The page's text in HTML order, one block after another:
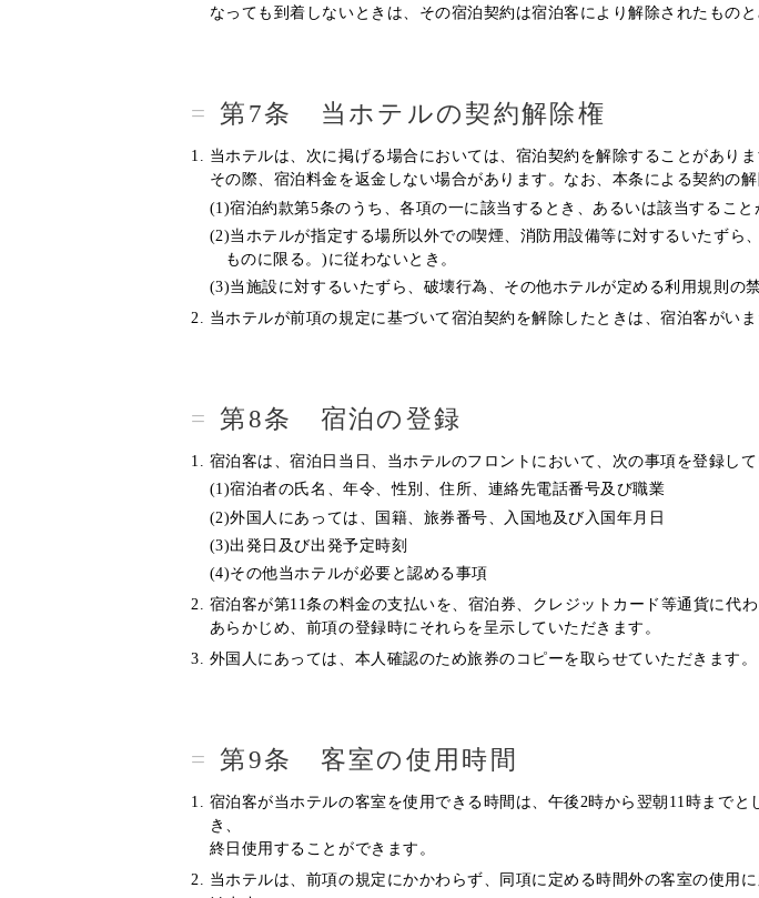
なっても到着しないときは、その宿泊契約は宿泊客により解除されたもの
第7条 当ホテルの契約解除権
当ホテルは、次に掲げる場合においては、宿泊契約を解除することがありま
その際、宿泊料金を返金しない場合があります。なお、本条による契約の
(1)宿泊約款第5条のうち、各項の一に該当するとき、あるいは該当すること
(2)当ホテルが指定する場所以外での喫煙、消防用設備等に対するいたず
ものに限る。)に従わないとき。
(3)当施設に対するいたずら、破壊行為、その他ホテルが定める利用規則の
当ホテルが前項の規定に基づいて宿泊契約を解除したときは、宿泊客がい
第8条 宿泊の登録
宿泊客は、宿泊日当日、当ホテルのフロントにおいて、次の事項を登録して
(1)宿泊者の氏名、年令、性別、住所、連絡先電話番号及び職業
(2)外国人にあっては、国籍、旅券番号、入国地及び入国年月日
(3)出発日及び出発予定時刻
(4)その他当ホテルが必要と認める事項
宿泊客が第11条の料金の支払いを、宿泊券、クレジットカード等通貨に代
あらかじめ、前項の登録時にそれらを呈示していただきます。
外国人にあっては、本人確認のため旅券のコピーを取らせていただきます。
第9条 客室の使用時間
宿泊客が当ホテルの客室を使用できる時間は、午後2時から翌朝11時まで
き、
終日使用することができます。
当ホテルは、前項の規定にかかわらず、同項に定める時間外の客室の使用